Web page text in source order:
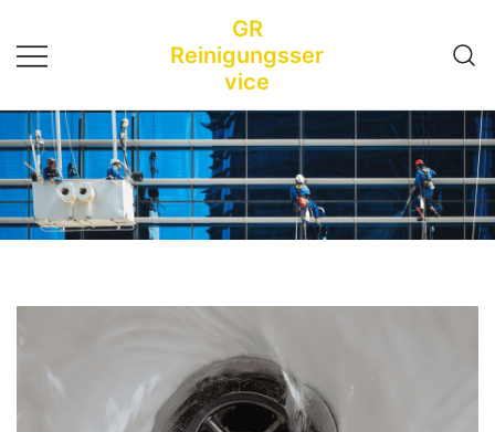
Inhalt
springen
GR
Reinigungsser
vice